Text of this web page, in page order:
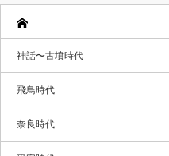
神話〜古墳時代
飛鳥時代
奈良時代